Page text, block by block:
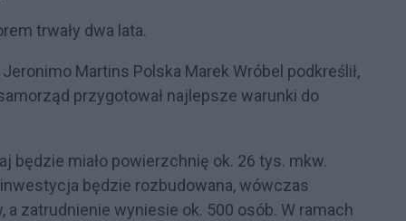
trwały dwa lata.
Martins Polska Marek Wróbel podkreślił,
przygotował najlepsze warunki do
miało powierzchnię ok. 26 tys. mkw.
będzie rozbudowana, wówczas
zatrudnienie wyniesie ok. 500 osób. W ramach